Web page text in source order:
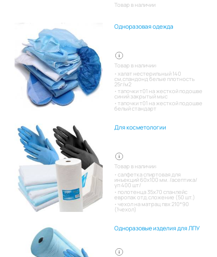
Товар в наличии
Одноразовая одежда
Товар в наличии:
халат нестерильный 140
см,спандонд белые плотность
25г/м2
тапочки т01 на жесткой подошве
синий закрытый мыс
тапочки т01 на жесткой подошве
белый стандарт
Для косметологии
Товар в наличии:
салфетка спиртовая для
инъекций 60х100 мм. /асептика/
уп 400 шт/
полотенца 35х70 спанлейс
европак отд.сложение (50 шт.)
чехол на матрац пвх 210*90
(1чехол)
Одноразовые изделия для ЛПУ